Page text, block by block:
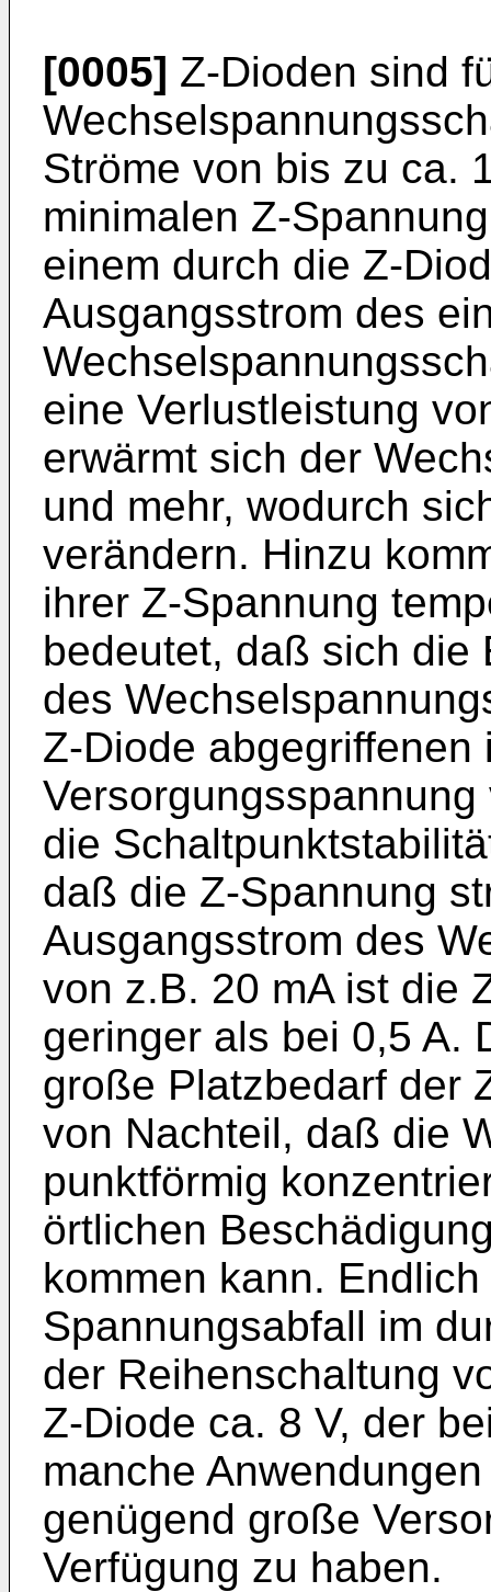
[0005] Z-Dioden sind
Ströme von bis zu ca.
minimalen Z-
einem durch die Z-
Ausgangsstrom des
eine Verlustleistung
erwärmt sich der
und mehr, wodurch
verändern. Hinzu
ihrer Z-Spannung
bedeutet, daß sich die
des
Z-Diode abgegriffenen
die
daß die Z-Spannung
Ausgangsstrom des
von z.B. 20 mA ist die
geringer als bei 0,5 A.
große Platzbedarf der
von Nachteil, daß die
punktförmig
örtlichen
kommen kann.
Spannungsabfall im
der Reihenschaltung
Z-Diode ca. 8 V, der
manche
genügend große
Verfügung zu haben.